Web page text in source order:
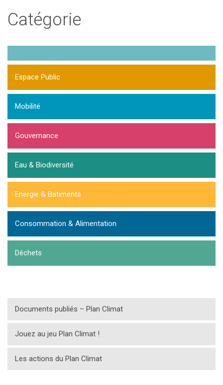
Catégorie
Espace Public
Mobilité
Gouvernance
Eau & Biodiversité
Energie & Batiments
Consommation & Alimentation
Déchets
Documents publiés – Plan Climat
Jouez au jeu Plan Climat !
Les actions du Plan Climat